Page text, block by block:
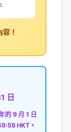
！
日
的 9 月 1 日
HKT。